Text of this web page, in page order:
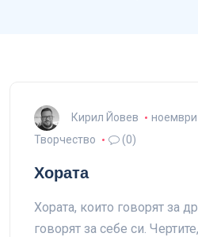
Кирил Йовев
ноември
Творчество
(0)
Хората
Хората, които говорят за
говорят за себе си.